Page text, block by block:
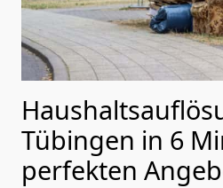
Tübingen in 6
perfekten